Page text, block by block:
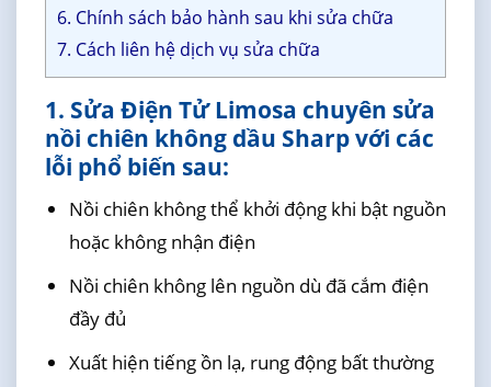
6. Chính sách bảo hành sau khi sửa chữa
7. Cách liên hệ dịch vụ sửa chữa
1. Sửa Điện Tử Limosa chuyên sửa
nồi chiên không dầu Sharp với các
lỗi phổ biến sau:
Nồi chiên không thể khởi động khi bật nguồn
hoặc không nhận điện
Nồi chiên không lên nguồn dù đã cắm điện
đầy đủ
Xuất hiện tiếng ồn lạ, rung động bất thường